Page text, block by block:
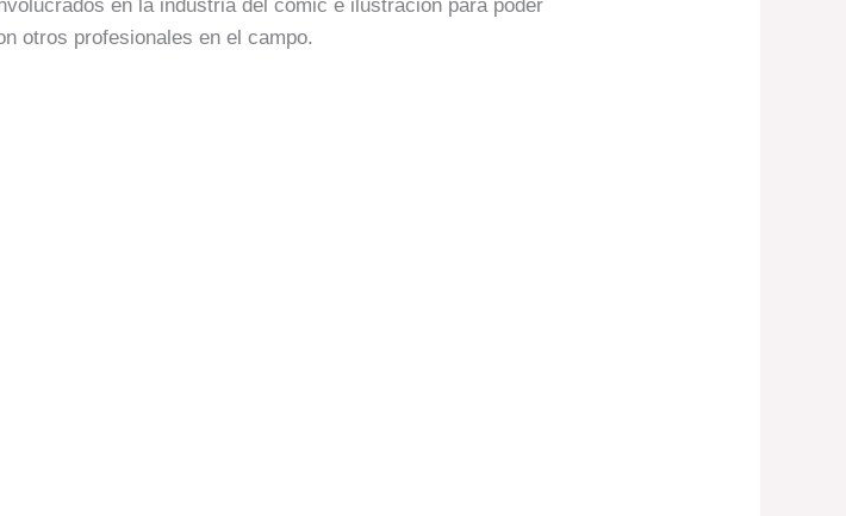
en la industria del cómic e ilustración para poder
otros profesionales en el campo.